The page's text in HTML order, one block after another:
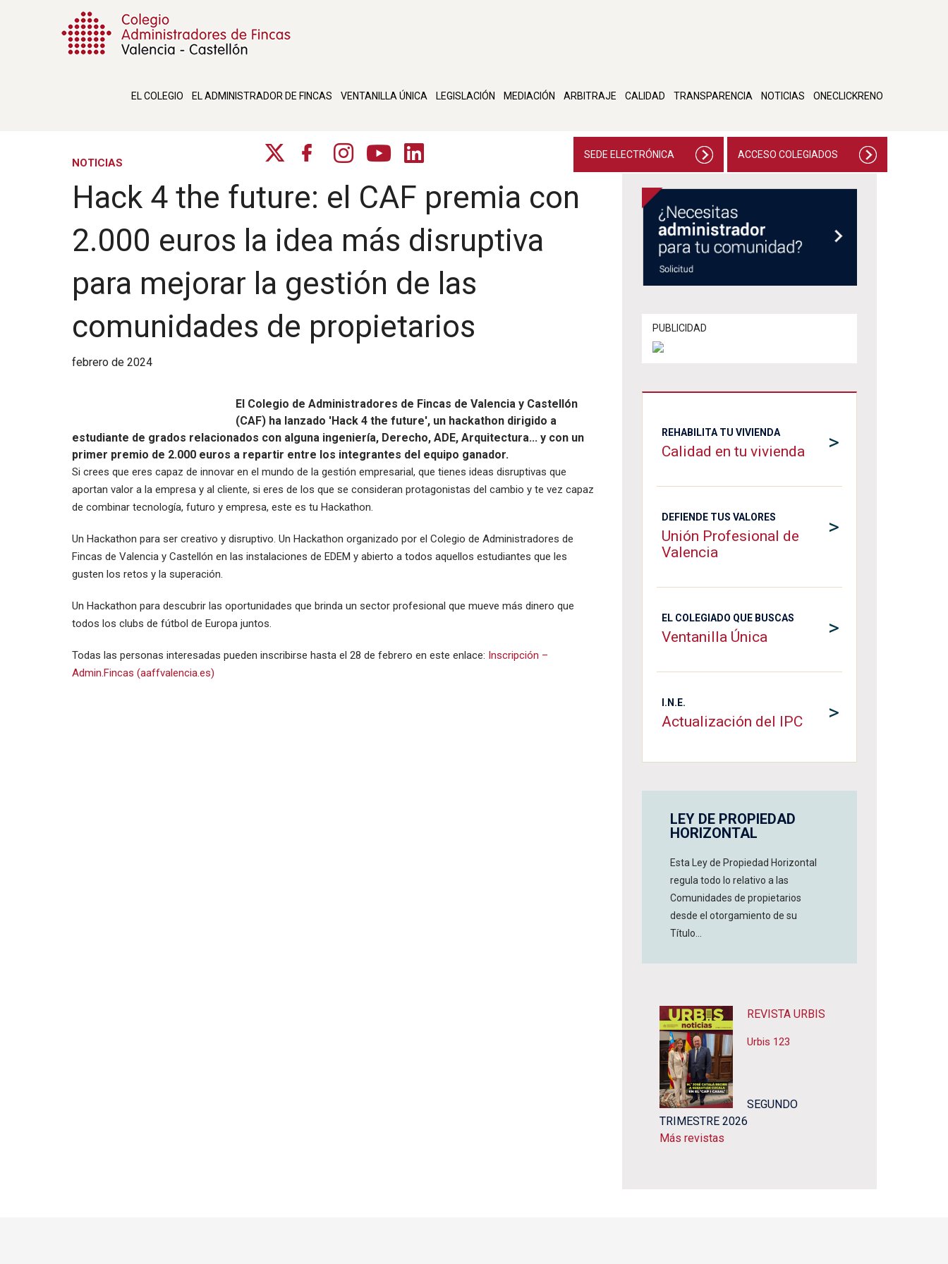
EL COLEGIO EL ADMINISTRADOR DE FINCAS VENTANILLA ÚNICA LEGISLACIÓN MEDIACIÓN ARBITRAJE CALIDAD TRANSPARENCIA NOTICIAS ONECLICKRENO
ACCESO COLEGIADOS
SEDE ELECTRÓNICA
NOTICIAS
Hack 4 the future: el CAF premia con
2.000 euros la idea más disruptiva
para mejorar la gestión de las
comunidades de propietarios
febrero de 2024
El Colegio de Administradores de Fincas de Valencia y Castellón
(CAF) ha lanzado 'Hack 4 the future', un hackathon dirigido a
estudiante de grados relacionados con alguna ingeniería, Derecho, ADE, Arquitectura... y con un
primer premio de 2.000 euros a repartir entre los integrantes del equipo ganador.
Si crees que eres capaz de innovar en el mundo de la gestión empresarial, que tienes ideas disruptivas que
aportan valor a la empresa y al cliente, si eres de los que se consideran protagonistas del cambio y te vez capaz
de combinar tecnología, futuro y empresa, este es tu Hackathon.
Un Hackathon para ser creativo y disruptivo. Un Hackathon organizado por el Colegio de Administradores de
Fincas de Valencia y Castellón en las instalaciones de EDEM y abierto a todos aquellos estudiantes que les
gusten los retos y la superación.
Un Hackathon para descubrir las oportunidades que brinda un sector profesional que mueve más dinero que
todos los clubs de fútbol de Europa juntos.
Todas las personas interesadas pueden inscribirse hasta el 28 de febrero en este enlace: Inscripción –
Admin.Fincas (aaffvalencia.es)
PUBLICIDAD
>
REHABILITA TU VIVIENDA
Calidad en tu vivienda
>
DEFIENDE TUS VALORES
Unión Profesional de
Valencia
>
EL COLEGIADO QUE BUSCAS
Ventanilla Única
>
I.N.E.
Actualización del IPC
LEY DE PROPIEDAD
HORIZONTAL
Esta Ley de Propiedad Horizontal
regula todo lo relativo a las
Comunidades de propietarios
desde el otorgamiento de su
Título...
REVISTA URBIS
Urbis 123
SEGUNDO
TRIMESTRE 2026
Más revistas